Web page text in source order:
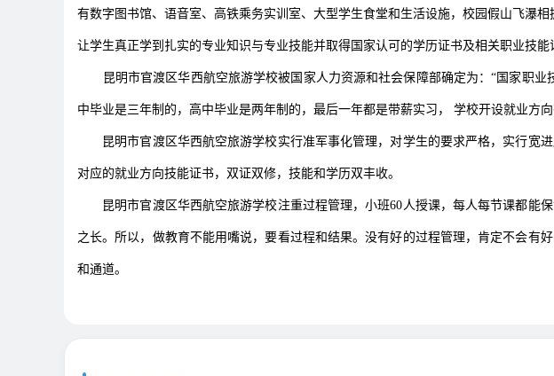
有数字图书馆、语音室、高铁乘务实训室、大型学生食堂和生活设施，校园假山飞瀑
让学生真正学到扎实的专业知识与专业技能并取得国家认可的学历证书及相关职业技
昆明市官渡区华西航空旅游学校被国家人力资源和社会保障部确定为：“国家职业
中毕业是三年制的，高中毕业是两年制的，最后一年都是带薪实习， 学校开设就业方
昆明市官渡区华西航空旅游学校实行准军事化管理，对学生的要求严格，实行宽
对应的就业方向技能证书，双证双修，技能和学历双丰收。
昆明市官渡区华西航空旅游学校注重过程管理，小班60人授课，每人每节课都能
之长。所以，做教育不能用嘴说，要看过程和结果。没有好的过程管理，肯定不会
和通道。